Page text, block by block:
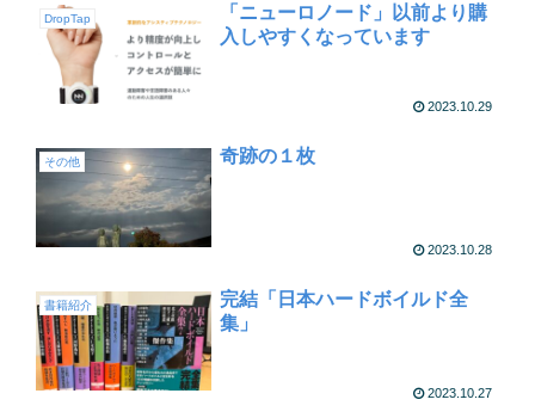
DropTap
「ニューロノード」以前より購
入しやすくなっています
2023.10.29
その他 奇跡の１枚
2023.10.28
書籍紹介
完結「日本ハードボイルド全
集」
2023.10.27